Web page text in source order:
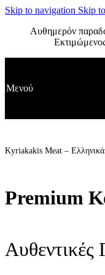
Skip to navigation Skip
Αυθημερόν
Μενού
Kyriakakis Meat –
Premium
Αυθεντικές